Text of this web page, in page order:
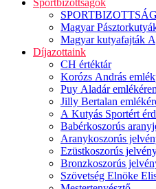
Sportbizottságok
SPORTBIZOTTSÁG
Magyar
Magyar kutyafajták
Díjazottaink
CH értéktár
Korózs András
Puy Aladár
Jilly Bertalan
A Kutyás Sportért
Babérkoszorús
Aranykoszorús
Ezüstkoszorús
Bronzkoszorús
Szövetség Elnöke